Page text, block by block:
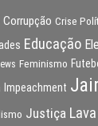
Corrupção Crise
Educação
Feminismo
Impeachment Jair
Justiça